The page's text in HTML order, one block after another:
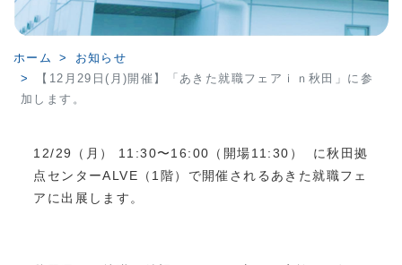
ホーム
お知らせ
【12月29日(月)開催】「あきた就職フェアｉｎ秋田」に参
加します。
12/29（月） 11:30〜16:00（開場11:30） に秋田拠
点センターALVE（1階）で開催されるあきた就職フェ
アに出展します。